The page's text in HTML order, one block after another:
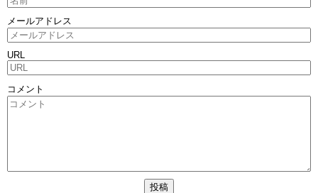
メールアドレス
URL
コメント